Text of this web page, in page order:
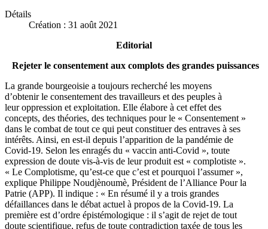
Détails
Création : 31 août 2021
Editorial
Rejeter le consentement aux complots des grandes puissances
La grande bourgeoisie a toujours recherché les moyens
d’obtenir le consentement des travailleurs et des peuples à
leur oppression et exploitation. Elle élabore à cet effet des
concepts, des théories, des techniques pour le « Consentement »
dans le combat de tout ce qui peut constituer des entraves à ses
intérêts. Ainsi, en est-il depuis l’apparition de la pandémie de
Covid-19. Selon les enragés du « vaccin anti-Covid », toute
expression de doute vis-à-vis de leur produit est « complotiste ».
« Le Complotisme, qu’est-ce que c’est et pourquoi l’assumer »,
explique Philippe Noudjènoumè, Président de l’Alliance Pour la
Patrie (APP). Il indique : « En résumé il y a trois grandes
défaillances dans le débat actuel à propos de la Covid-19. La
première est d’ordre épistémologique : il s’agit de rejet de tout
doute scientifique, refus de toute contradiction taxée de tous les